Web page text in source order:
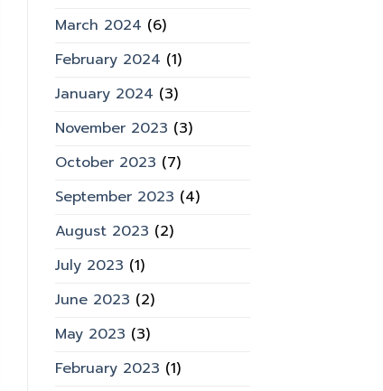
March 2024 (6)
February 2024 (1)
January 2024 (3)
November 2023 (3)
October 2023 (7)
September 2023 (4)
August 2023 (2)
July 2023 (1)
June 2023 (2)
May 2023 (3)
February 2023 (1)